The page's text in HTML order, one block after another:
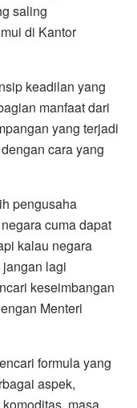
saling
di Kantor
keadilan yang
manfaat dari
yang terjadi
cara yang
pengusaha
cuma dapat
kalau negara
lagi
keseimbangan
Menteri
formula yang
aspek,
masa